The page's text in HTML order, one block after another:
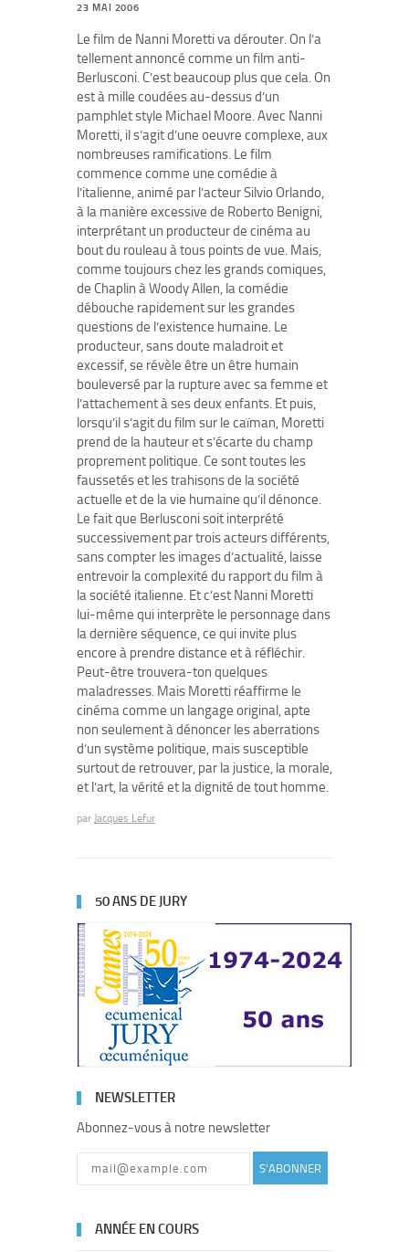
23 MAI 2006
Le film de Nanni Moretti va dérouter. On l’a
tellement annoncé comme un film anti-
Berlusconi. C’est beaucoup plus que cela. On
est à mille coudées au-dessus d’un
pamphlet style Michael Moore. Avec Nanni
Moretti, il s’agit d’une oeuvre complexe, aux
nombreuses ramifications. Le film
commence comme une comédie à
l’italienne, animé par l’acteur Silvio Orlando,
à la manière excessive de Roberto Benigni,
interprétant un producteur de cinéma au
bout du rouleau à tous points de vue. Mais,
comme toujours chez les grands comiques,
de Chaplin à Woody Allen, la comédie
débouche rapidement sur les grandes
questions de l’existence humaine. Le
producteur, sans doute maladroit et
excessif, se révèle être un être humain
bouleversé par la rupture avec sa femme et
l’attachement à ses deux enfants. Et puis,
lorsqu’il s’agit du film sur le caïman, Moretti
prend de la hauteur et s’écarte du champ
proprement politique. Ce sont toutes les
faussetés et les trahisons de la société
actuelle et de la vie humaine qu’il dénonce.
Le fait que Berlusconi soit interprété
successivement par trois acteurs différents,
sans compter les images d’actualité, laisse
entrevoir la complexité du rapport du film à
la société italienne. Et c’est Nanni Moretti
lui-même qui interprète le personnage dans
la dernière séquence, ce qui invite plus
encore à prendre distance et à réfléchir.
Peut-être trouvera-ton quelques
maladresses. Mais Moretti réaffirme le
cinéma comme un langage original, apte
non seulement à dénoncer les aberrations
d’un système politique, mais susceptible
surtout de retrouver, par la justice, la morale,
et l’art, la vérité et la dignité de tout homme.
par Jacques Lefur
50 ANS DE JURY
NEWSLETTER
Abonnez-vous à notre newsletter
S'ABONNER
ANNÉE EN COURS